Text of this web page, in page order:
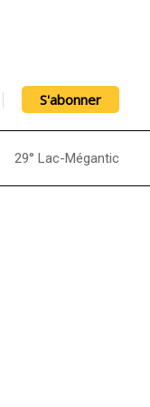
S'abonner
29° Lac-Mégantic